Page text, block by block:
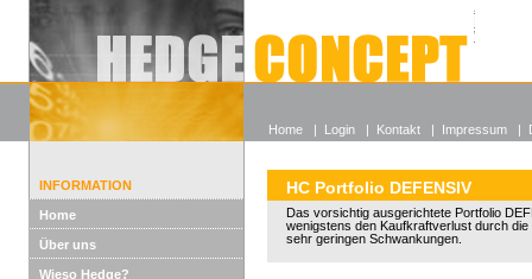
Alle
Wieso
INFORMATION
Home
Über uns
Wieso Hedge?
HC Portfolio DEFENSIV
Das vorsichtig ausgerichtete Portfolio
wenigstens den Kaufkraftverlust durch
sehr geringen Schwankungen.
Home | Login | Kontakt | Impressum |